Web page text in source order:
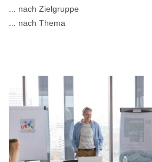
... nach Zielgruppe
... nach Thema